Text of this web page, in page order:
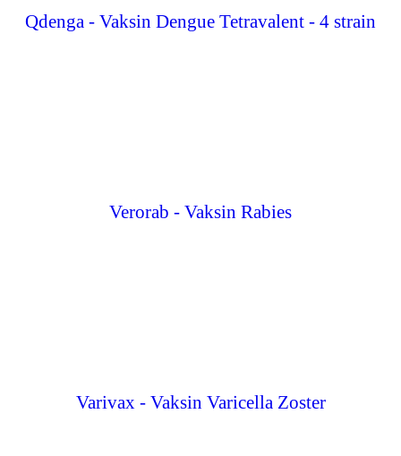
Qdenga - Vaksin Dengue Tetravalent - 4 strain
Verorab - Vaksin Rabies
Varivax - Vaksin Varicella Zoster